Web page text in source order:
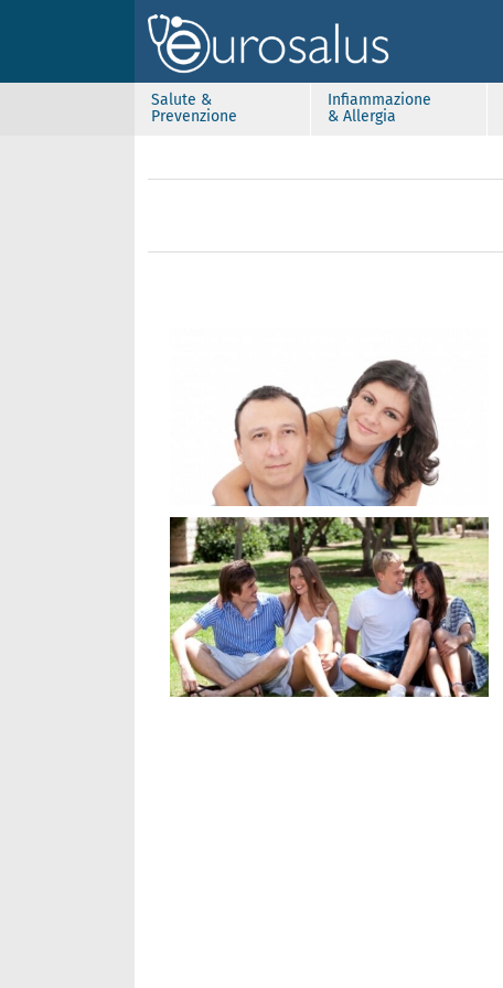
Salute &
Prevenzione
Infiammazione
& Allergia